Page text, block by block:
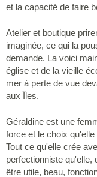
et la capacité de faire
Atelier et boutique
imaginée, ce qui la
demande. La voici
église et de la vieille
mer à perte de vue
aux Îles.
Géraldine est une
force et le choix
Tout ce qu'elle crée
perfectionniste qu'elle,
être utile, beau,